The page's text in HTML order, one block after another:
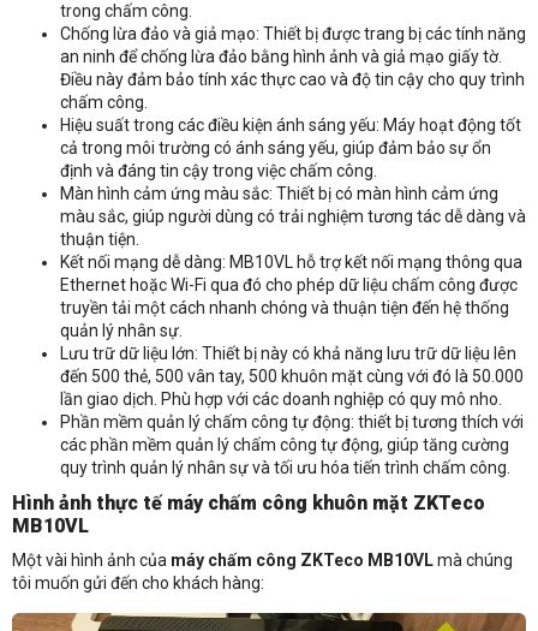
trong chấm công.
Chống lừa đảo và giả mạo: Thiết bị được trang bị các tính năng
an ninh để chống lừa đảo bằng hình ảnh và giả mạo giấy tờ.
Điều này đảm bảo tính xác thực cao và độ tin cậy cho quy trình
chấm công.
Hiệu suất trong các điều kiện ánh sáng yếu: Máy hoạt động tốt
cả trong môi trường có ánh sáng yếu, giúp đảm bảo sự ổn
định và đáng tin cậy trong việc chấm công.
Màn hình cảm ứng màu sắc: Thiết bị có màn hình cảm ứng
màu sắc, giúp người dùng có trải nghiệm tương tác dễ dàng và
thuận tiện.
Kết nối mạng dễ dàng: MB10VL hỗ trợ kết nối mạng thông qua
Ethernet hoặc Wi-Fi qua đó cho phép dữ liệu chấm công được
truyền tải một cách nhanh chóng và thuận tiện đến hệ thống
quản lý nhân sự.
Lưu trữ dữ liệu lớn: Thiết bị này có khả năng lưu trữ dữ liệu lên
đến 500 thẻ, 500 vân tay, 500 khuôn mặt cùng với đó là 50.000
lần giao dịch. Phù hợp với các doanh nghiệp có quy mô nho.
Phần mềm quản lý chấm công tự động: thiết bị tương thích với
các phần mềm quản lý chấm công tự động, giúp tăng cường
quy trình quản lý nhân sự và tối ưu hóa tiến trình chấm công.
Hình ảnh thực tế máy chấm công khuôn mặt ZKTeco
MB10VL
Một vài hình ảnh của máy chấm công ZKTeco MB10VLmà chúng
tôi muốn gửi đến cho khách hàng:
Nhận báo giá sản phẩm: Máy chấm công khuôn mặt ZKTeco
MB10VL